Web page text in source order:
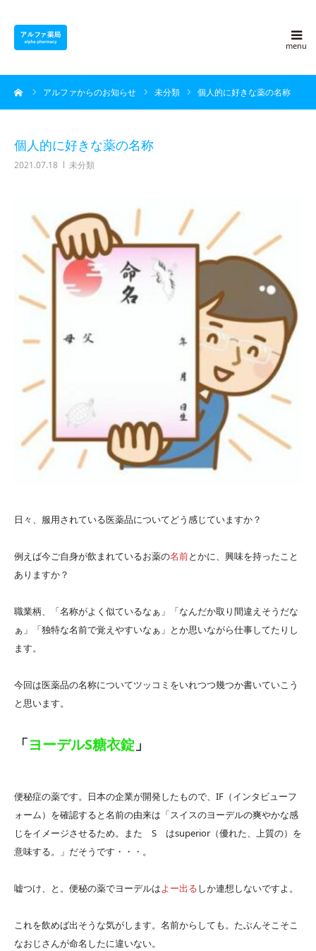
アルファからのお知らせ 未分類 個人的に好きな薬の名称
個人的に好きな薬の名称
2021.07.18 未分類
日々、服用されている医薬品についてどう感じていますか？
例えば今ご自身が飲まれているお薬の名前とかに、興味を持ったこと
ありますか？
職業柄、「名称がよく似ているなぁ」「なんだか取り間違えそうだな
ぁ」「独特な名前で覚えやすいなぁ」とか思いながら仕事してたりし
ます。
今回は医薬品の名称についてツッコミをいれつつ幾つか書いていこう
と思います。
「ヨーデルS糖衣錠 」
便秘症の薬です。日本の企業が開発したもので、IF（インタビューフ
ォーム）を確認すると名前の由来は「スイスのヨーデルの爽やかな感
じをイメージさせるため。また S はsuperior（優れた、上質の）を
意味する。」だそうです・・・。
嘘つけ、と。便秘の薬でヨーデルはよー出るしか連想しないですよ。
これを飲めば出そうな気がします。名前からしても。たぶんそこそこ
なおじさんが命名したに違いない。
採用情報
よくある質問
ブログ
会社概要
お問い合わせ